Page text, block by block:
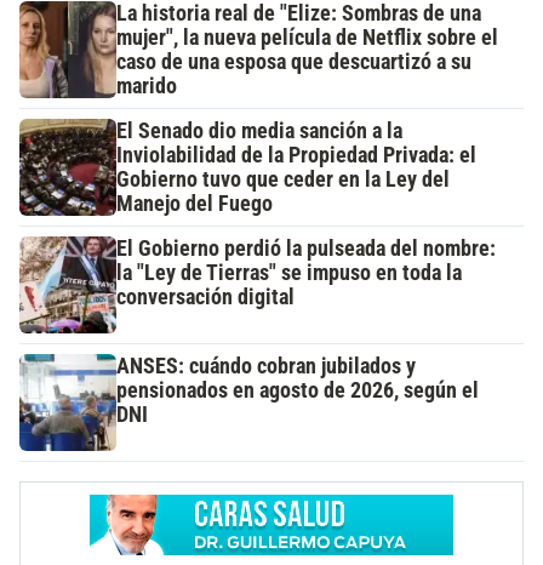
La historia real de "Elize: Sombras de una
mujer", la nueva película de Netflix sobre el
caso de una esposa que descuartizó a su
marido
El Senado dio media sanción a la
Inviolabilidad de la Propiedad Privada: el
Gobierno tuvo que ceder en la Ley del
Manejo del Fuego
El Gobierno perdió la pulseada del nombre:
la "Ley de Tierras" se impuso en toda la
conversación digital
ANSES: cuándo cobran jubilados y
pensionados en agosto de 2026, según el
DNI